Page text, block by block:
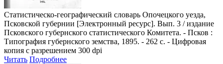
Статистическо-географический словарь Опочецкого уезда,
Псковской губернии [Электронный ресурс]. Вып. 3 / издание
Псковского губернского статистического Комитета. - Псков :
Типография губернского земства, 1895. - 262 с. - Цифровая
копия с разрешением 300 dpi
Читать Подробнее